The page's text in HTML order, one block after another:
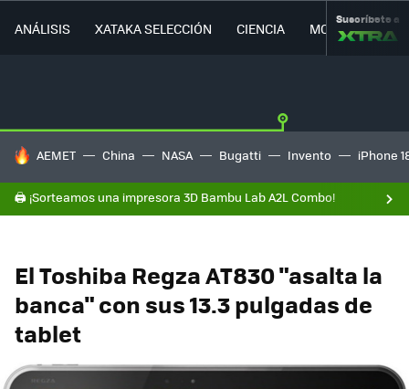
ANÁLISIS XATAKA SELECCIÓN CIENCIA MOVILIDAD
Suscríbete a
HOY SE HABLA DE
AEMET China NASA Bugatti Invento iPhone
🖨️ ¡Sorteamos una impresora 3D Bambu Lab A2L Combo!
El Toshiba Regza AT830 "asalta la
banca" con sus 13.3 pulgadas de
tablet